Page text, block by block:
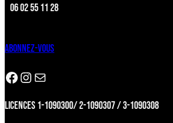
06 02 55 11 28
ABONNEZ-VOUS
Facebook Instagram Newsletter
LICENCES 1-1090300/ 2-1090307 / 3-1090308